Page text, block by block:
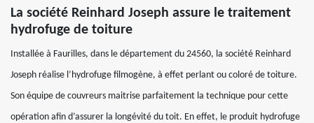
La société Reinhard Joseph assure le traitement
hydrofuge de toiture
Installée à Faurilles, dans le département du 24560, la société Reinhard
Joseph réalise l’hydrofuge filmogène, à effet perlant ou coloré de toiture.
Son équipe de couvreurs maitrise parfaitement la technique pour cette
opération afin d’assurer la longévité du toit. En effet, le produit hydrofuge